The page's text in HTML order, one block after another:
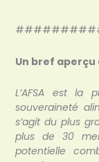
Un bref aperçu
L’AFSA est la
souveraineté
s’agit du plus
plus de 30
potentielle